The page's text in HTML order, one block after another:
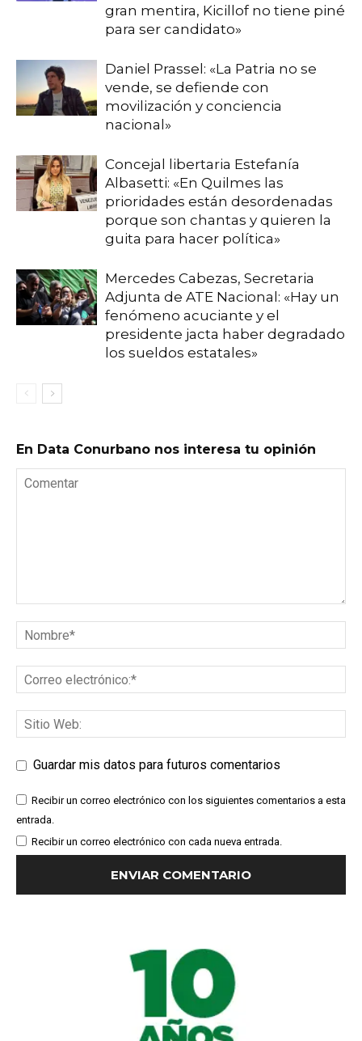
gran mentira, Kicillof no tiene piné
para ser candidato»
Daniel Prassel: «La Patria no se
vende, se defiende con
movilización y conciencia
nacional»
Concejal libertaria Estefanía
Albasetti: «En Quilmes las
prioridades están desordenadas
porque son chantas y quieren la
guita para hacer política»
Mercedes Cabezas, Secretaria
Adjunta de ATE Nacional: «Hay un
fenómeno acuciante y el
presidente jacta haber degradado
los sueldos estatales»
En Data Conurbano nos interesa tu opinión
Guardar mis datos para futuros comentarios
Recibir un correo electrónico con los siguientes comentarios a esta
entrada.
Recibir un correo electrónico con cada nueva entrada.